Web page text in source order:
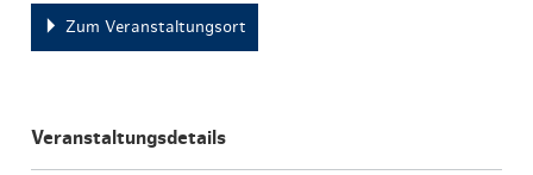
Zum Veranstaltungsort
Veranstaltungsdetails